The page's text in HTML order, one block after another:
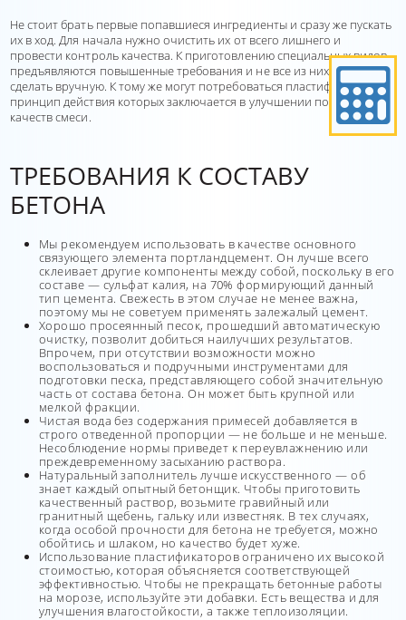
Не стоит брать первые попавшиеся ингредиенты и сразу же пускать
их в ход. Для начала нужно очистить их от всего лишнего и
провести контроль качества. К приготовлению специальных видов
предъявляются повышенные требования и не все из них можно
сделать вручную. К тому же могут потребоваться пластификаторы,
принцип действия которых заключается в улучшении полезных
качеств смеси.
ТРЕБОВАНИЯ К СОСТАВУ
БЕТОНА
Мы рекомендуем использовать в качестве основного
связующего элемента портландцемент. Он лучше всего
склеивает другие компоненты между собой, поскольку в его
составе — сульфат калия, на 70% формирующий данный
тип цемента. Свежесть в этом случае не менее важна,
поэтому мы не советуем применять залежалый цемент.
Хорошо просеянный песок, прошедший автоматическую
очистку, позволит добиться наилучших результатов.
Впрочем, при отсутствии возможности можно
воспользоваться и подручными инструментами для
подготовки песка, представляющего собой значительную
часть от состава бетона. Он может быть крупной или
мелкой фракции.
Чистая вода без содержания примесей добавляется в
строго отведенной пропорции — не больше и не меньше.
Несоблюдение нормы приведет к переувлажнению или
преждевременному засыханию раствора.
Натуральный заполнитель лучше искусственного — об
знает каждый опытный бетонщик. Чтобы приготовить
качественный раствор, возьмите гравийный или
гранитный щебень, гальку или известняк. В тех случаях,
когда особой прочности для бетона не требуется, можно
обойтись и шлаком, но качество будет хуже.
Использование пластификаторов ограничено их высокой
стоимостью, которая объясняется соответствующей
эффективностью. Чтобы не прекращать бетонные работы
на морозе, используйте эти добавки. Есть вещества и для
улучшения влагостойкости, а также теплоизоляции.